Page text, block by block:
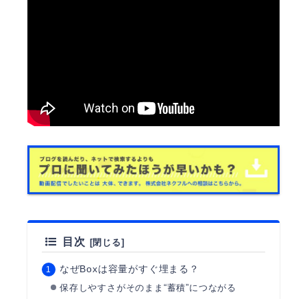
目次
なぜBoxは容量がすぐ埋まる？
保存しやすさがそのまま“蓄積”につながる